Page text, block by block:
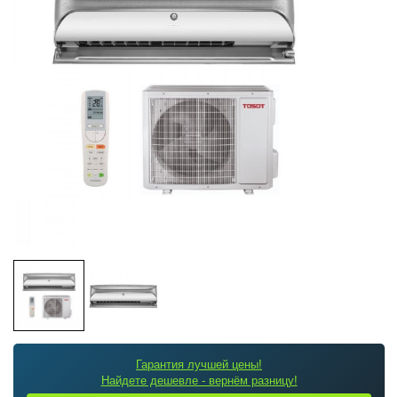
Гарантия лучшей цены!
Найдете дешевле - вернём разницу!